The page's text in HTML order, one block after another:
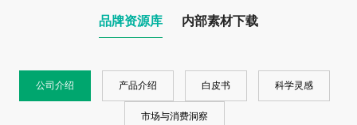
品牌资源库 内部素材下载
公司介绍 产品介绍 白皮书 科学灵感
市场与消费洞察